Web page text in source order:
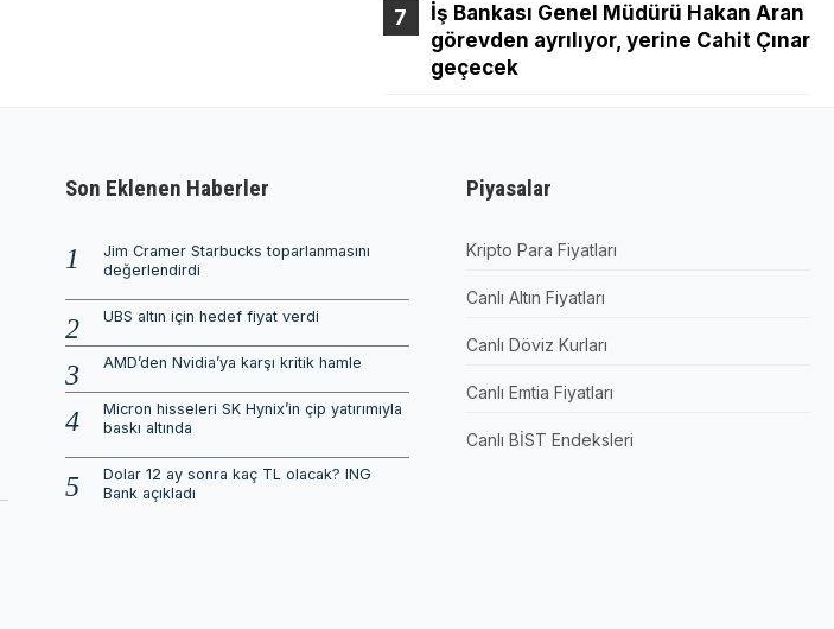
İş Bankası Genel Müdürü Hakan Aran
görevden ayrılıyor, yerine Cahit Çınar
geçecek
Son Eklenen Haberler
Jim Cramer Starbucks toparlanmasını
değerlendirdi
UBS altın için hedef fiyat verdi
AMD’den Nvidia’ya karşı kritik hamle
Micron hisseleri SK Hynix’in çip yatırımıyla
baskı altında
Dolar 12 ay sonra kaç TL olacak? ING
Bank açıkladı
Piyasalar
Kripto Para Fiyatları
Canlı Altın Fiyatları
Canlı Döviz Kurları
Canlı Emtia Fiyatları
Canlı BİST Endeksleri